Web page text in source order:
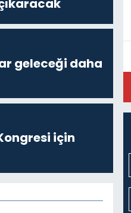
geleceği daha
için